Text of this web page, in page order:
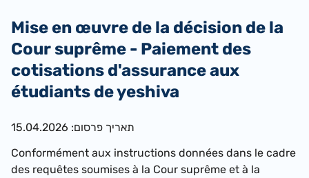
Mise en œuvre de la décision de la
Cour suprême - Paiement des
cotisations d'assurance aux
étudiants de yeshiva
תאריך פרסום: 15.04.2026
Conformément aux instructions données dans le cadre
des requêtes soumises à la Cour suprême et à la